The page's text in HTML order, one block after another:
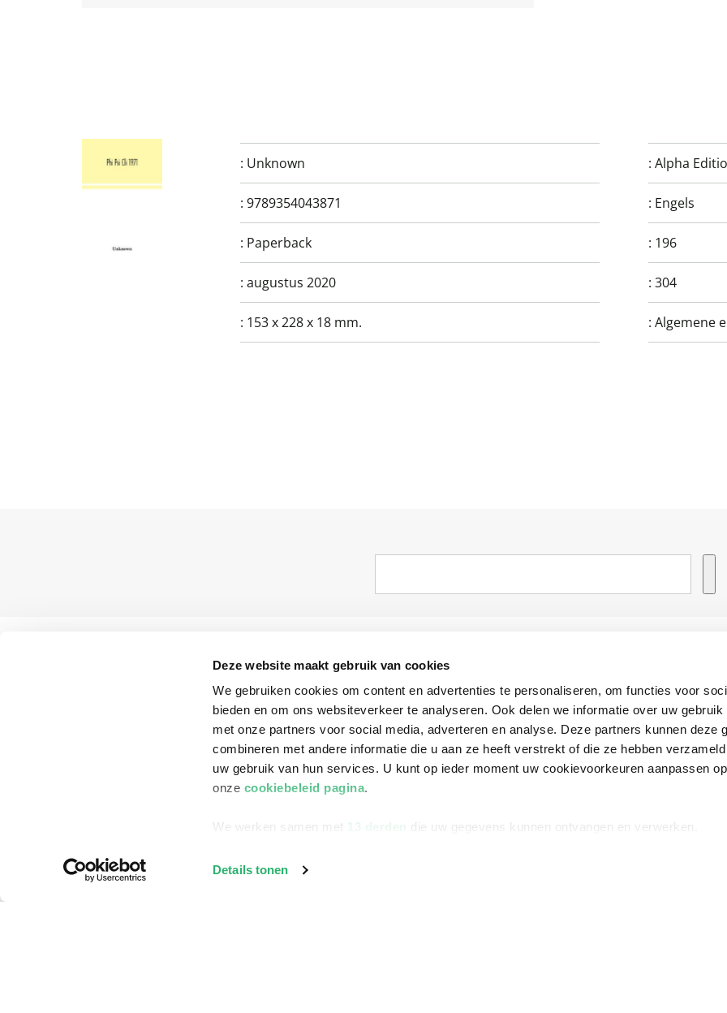
Deze website maakt gebruik van cookies
We gebruiken cookies om content en advertenties te personaliseren, om functies voor
bieden en om ons websiteverkeer te analyseren. Ook delen we informatie over uw
met onze partners voor social media, adverteren en analyse. Deze partners kunnen deze
combineren met andere informatie die u aan ze heeft verstrekt of die ze hebben
uw gebruik van hun services. U kunt op ieder moment uw cookievoorkeuren aanpassen op
onze cookiebeleid pagina.
We werken samen met 13 derden die uw gegevens kunnen ontvangen en verwerken.
Details tonen
: Unknown :Alpha
: 9789354043871 : Engels
: Paperback : 196
: augustus 2020 :304
: 153 x 228 x 18 mm. :Algemene
Bezorging
Betalen
Retourneren
Veelgestelde vragen
Vacatures
Winkels en openingstijden
Cadeaukaart
Vulnerability Disclosure policy
Instagram
088 - 133